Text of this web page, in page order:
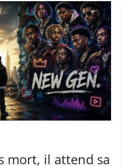
mort, il attend sa